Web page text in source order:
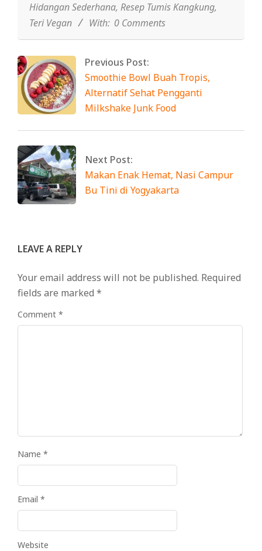
Hidangan Sederhana, Resep Tumis Kangkung,
Teri Vegan
With: 0 Comments
Previous Post:
Smoothie Bowl Buah Tropis,
Alternatif Sehat Pengganti
Milkshake Junk Food
Next Post:
Makan Enak Hemat, Nasi Campur
Bu Tini di Yogyakarta
LEAVE A REPLY
Your email address will not be published. Required
fields are marked *
Comment *
Name *
Email *
Website